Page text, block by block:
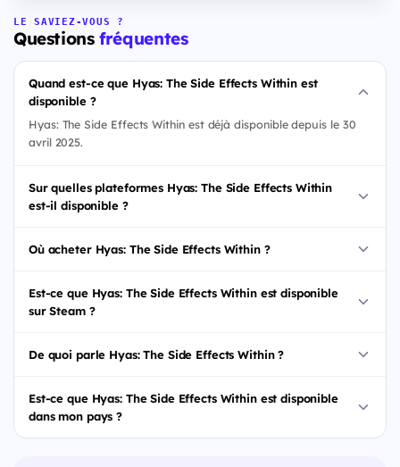
LE SAVIEZ-VOUS ?
Questionsfréquentes
Quand est-ce que Hyas: The Side Effects Within est
disponible ?
Hyas: The Side Effects Within est déjà disponible depuis le 30
avril 2025.
Sur quelles plateformes Hyas: The Side Effects Within
est-il disponible ?
Où acheter Hyas: The Side Effects Within ?
Est-ce que Hyas: The Side Effects Within est disponible
sur Steam ?
De quoi parle Hyas: The Side Effects Within ?
Est-ce que Hyas: The Side Effects Within est disponible
dans mon pays ?